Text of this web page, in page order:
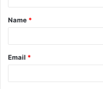
t
*
Name *
Email *